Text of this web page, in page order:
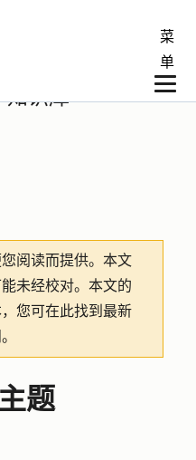
菜
单
知识库
阅读而提供。 本文
未经校对。本文的
您可在此找到最新
题